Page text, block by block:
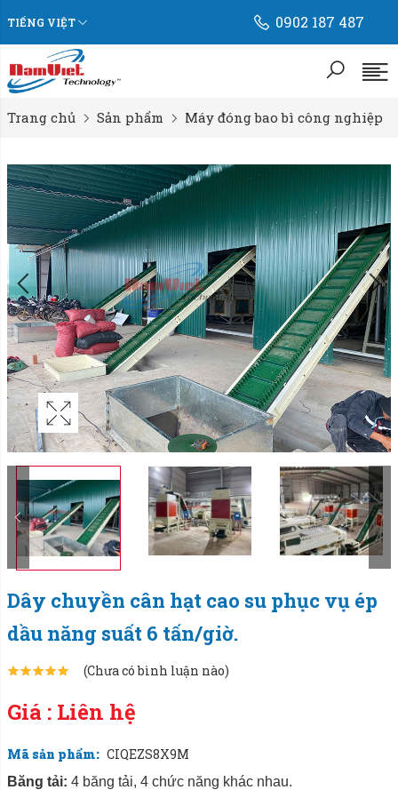
TIẾNG VIỆT 0902 187 487
Trang chủ Sản phẩm Máy đóng bao bì công nghiệp
Dây chuyền cân hạt cao su phục vụ ép
dầu năng suất 6 tấn/giờ.
(Chưa có bình luận nào)
Giá : Liên hệ
Mã sản phẩm: CIQEZS8X9M
Băng tải: 4 băng tải, 4 chức năng khác nhau.